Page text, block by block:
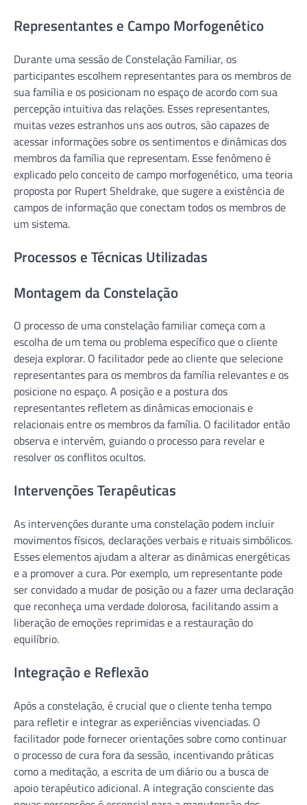
Representantes e Campo Morfogenético
Durante uma sessão de Constelação Familiar, os
participantes escolhem representantes para os membros de
sua família e os posicionam no espaço de acordo com sua
percepção intuitiva das relações. Esses representantes,
muitas vezes estranhos uns aos outros, são capazes de
acessar informações sobre os sentimentos e dinâmicas dos
membros da família que representam. Esse fenômeno é
explicado pelo conceito de campo morfogenético, uma teoria
proposta por Rupert Sheldrake, que sugere a existência de
campos de informação que conectam todos os membros de
um sistema.
Processos e Técnicas Utilizadas
Montagem da Constelação
O processo de uma constelação familiar começa com a
escolha de um tema ou problema específico que o cliente
deseja explorar. O facilitador pede ao cliente que selecione
representantes para os membros da família relevantes e os
posicione no espaço. A posição e a postura dos
representantes refletem as dinâmicas emocionais e
relacionais entre os membros da família. O facilitador então
observa e intervém, guiando o processo para revelar e
resolver os conflitos ocultos.
Intervenções Terapêuticas
As intervenções durante uma constelação podem incluir
movimentos físicos, declarações verbais e rituais simbólicos.
Esses elementos ajudam a alterar as dinâmicas energéticas
e a promover a cura. Por exemplo, um representante pode
ser convidado a mudar de posição ou a fazer uma declaração
que reconheça uma verdade dolorosa, facilitando assim a
liberação de emoções reprimidas e a restauração do
equilíbrio.
Integração e Reflexão
Após a constelação, é crucial que o cliente tenha tempo
para refletir e integrar as experiências vivenciadas. O
facilitador pode fornecer orientações sobre como continuar
o processo de cura fora da sessão, incentivando práticas
como a meditação, a escrita de um diário ou a busca de
apoio terapêutico adicional. A integração consciente das